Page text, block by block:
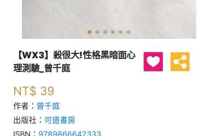
【WX3】殺很大!性格黑暗面心
理測驗_曾千庭
NT$ 39
作者： 曾千庭
出版社： 可道書房
ISBN： 9789866642333